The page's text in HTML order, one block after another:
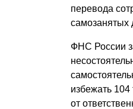
перевода
самозанятых
ФНС России
избежать
от